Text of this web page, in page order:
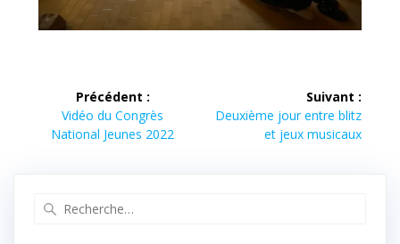
Navigation
Précédent :
Article
précédent :
Vidéo du Congrès
National Jeunes 2022
Suivant :
Article
Deuxième jour entre blitz
et jeux musicaux